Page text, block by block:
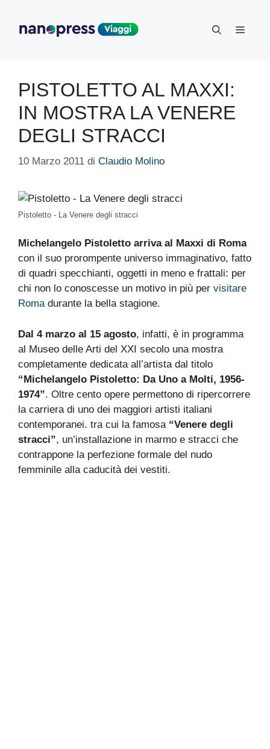
contenuto
Menu
PISTOLETTO AL MAXXI:
IN MOSTRA LA VENERE
DEGLI STRACCI
10 Marzo 2011 di Claudio Molino
Pistoletto - La Venere degli stracci
Michelangelo Pistoletto arriva al Maxxi di Roma
con il suo prorompente universo immaginativo, fatto
di quadri specchianti, oggetti in meno e frattali: per
chi non lo conoscesse un motivo in più per visitare
Romadurante la bella stagione.
Dal 4 marzo al 15 agosto, infatti, è in programma
al Museo delle Arti del XXI secolo una mostra
completamente dedicata all’artista dal titolo
“Michelangelo Pistoletto: Da Uno a Molti, 1956-
1974”. Oltre cento opere permettono di ripercorrere
la carriera di uno dei maggiori artisti italiani
contemporanei. tra cui la famosa “Venere degli
stracci”, un’installazione in marmo e stracci che
contrappone la perfezione formale del nudo
femminile alla caducità dei vestiti.